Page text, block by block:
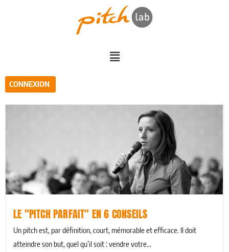
CONNEXION
LE "PITCH PARFAIT" EN 6 CONSEILS
Un pitch est, par définition, court, mémorable et efficace. Il doit
atteindre son but, quel qu’il soit : vendre votre...